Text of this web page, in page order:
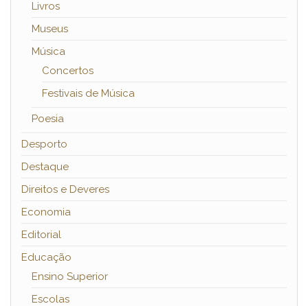
Livros
Museus
Música
Concertos
Festivais de Música
Poesia
Desporto
Destaque
Direitos e Deveres
Economia
Editorial
Educação
Ensino Superior
Escolas